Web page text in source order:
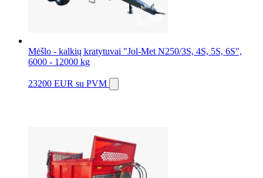
Mėšlo - kalkių kratytuvai "Jol-Met N250/3S, 4S, 5S, 6S",
6000 - 12000 kg
23200 EUR su PVM